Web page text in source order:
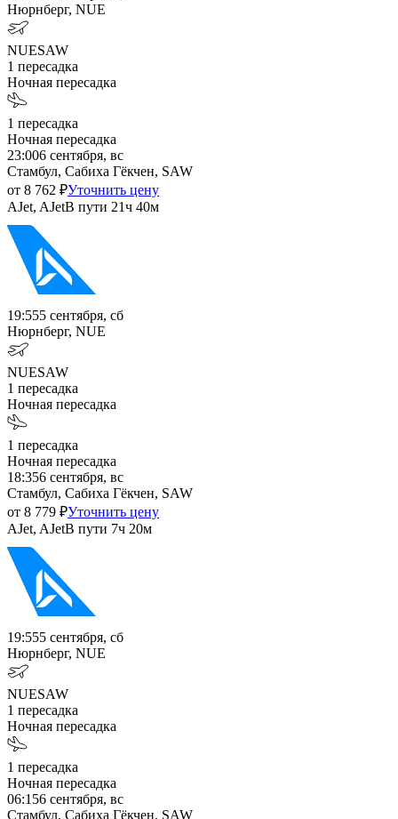
Нюрнберг, NUE
NUESAW
1 пересадка
Ночная пересадка
1 пересадка
Ночная пересадка
23:006 сентября, вс
Стамбул, Сабиха Гёкчен, SAW
от 8 762 ₽Уточнить цену
AJet, AJetВ пути 21ч 40м
19:555 сентября, сб
Нюрнберг, NUE
NUESAW
1 пересадка
Ночная пересадка
1 пересадка
Ночная пересадка
18:356 сентября, вс
Стамбул, Сабиха Гёкчен, SAW
от 8 779 ₽Уточнить цену
AJet, AJetВ пути 7ч 20м
19:555 сентября, сб
Нюрнберг, NUE
NUESAW
1 пересадка
Ночная пересадка
1 пересадка
Ночная пересадка
06:156 сентября, вс
Стамбул, Сабиха Гёкчен, SAW